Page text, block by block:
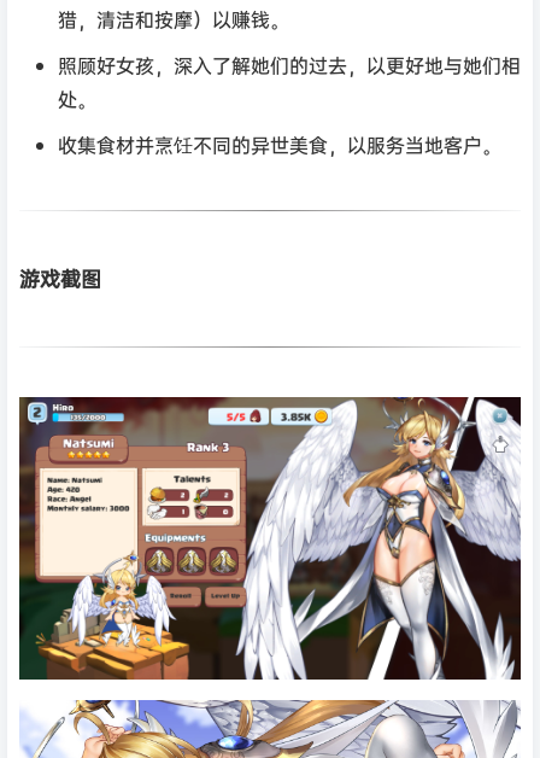
猎，清洁和按摩）以赚钱。
照顾好女孩，深入了解她们的过去，以更好地与她们相
处。
收集食材并烹饪不同的异世美食，以服务当地客户。
游戏截图